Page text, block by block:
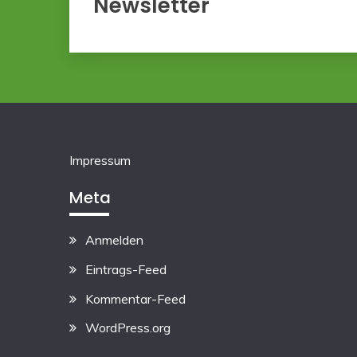
Impressum
Meta
Anmelden
Eintrags-Feed
Kommentar-Feed
WordPress.org